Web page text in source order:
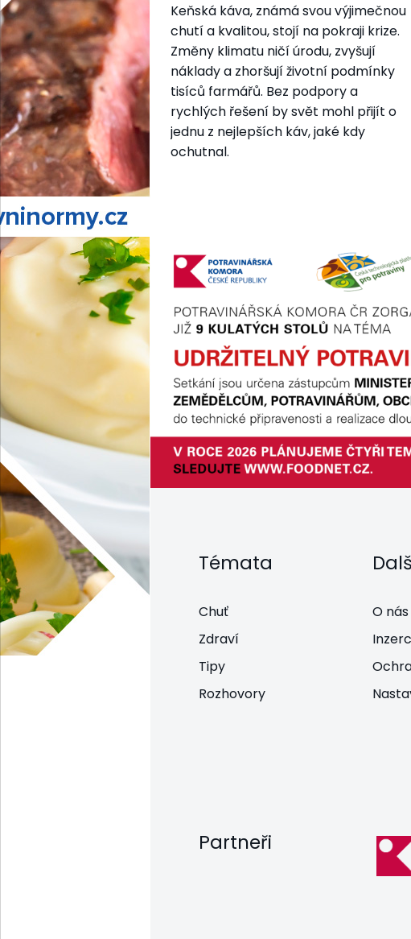
Keňská káva, známá svou výjimečnou
chutí a kvalitou, stojí na pokraji krize.
Změny klimatu ničí úrodu, zvyšují
náklady a zhoršují životní podmínky
tisíců farmářů. Bez podpory a
rychlých řešení by svět mohl přijít o
jednu z nejlepších káv, jaké kdy
ochutnal.
Témata
Chuť
Zdraví
Tipy
Rozhovory
O nás
Partneři